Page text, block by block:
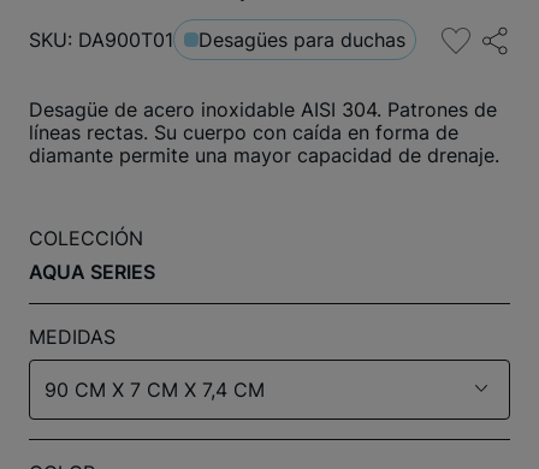
SKU: DA900T01 Desagües para duchas
Desagüe de acero inoxidable AISI 304. Patrones de
líneas rectas. Su cuerpo con caída en forma de
diamante permite una mayor capacidad de drenaje.
COLECCIÓN
AQUA SERIES
MEDIDAS
90 CM X 7 CM X 7,4 CM